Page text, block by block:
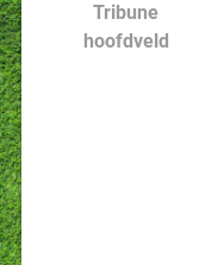
Tribune
hoofdveld